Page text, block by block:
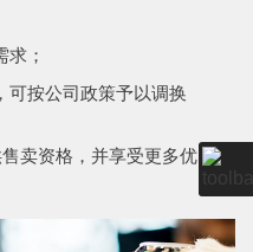
；
可按公司政策予以调换
卖资格，并享受更多优